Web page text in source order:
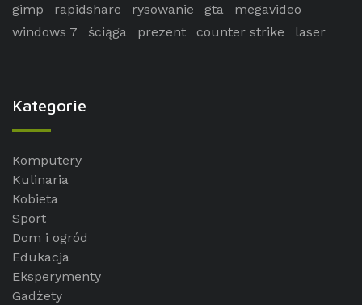
gimp
rapidshare rysowanie gta
megavideo
windows 7
ściąga prezent counter strike laser
Kategorie
Komputery
Kulinaria
Kobieta
Sport
Dom i ogród
Edukacja
Eksperymenty
Gadżety